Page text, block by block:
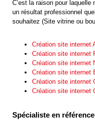
C’est la raison pour
un résultat professionnel
souhaitez (Site vitrine ou
Création site internet
Création site internet
Création site internet
Création site internet
Création site internet
Création site internet
Spécialiste en